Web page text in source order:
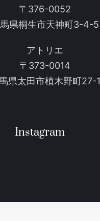
〒376-0052
県桐生市天神町3-4-5
アトリエ
〒373-0014
県太田市植木野町27-1
Instagram